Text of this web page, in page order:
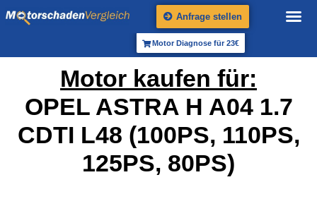
Anfrage stellen
Motor Diagnose für 23€
Motor kaufen für:
OPEL ASTRA H A04 1.7
CDTI L48 (100PS, 110PS,
125PS, 80PS)